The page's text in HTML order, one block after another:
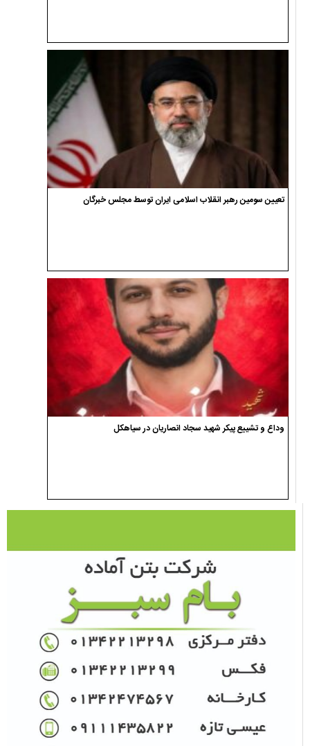
تعیین سومین رهبر انقلاب اسلامی ایران توسط مجلس خبرگان
وداع و تشییع پیکر شهید سجاد انصاریان در سیاهکل